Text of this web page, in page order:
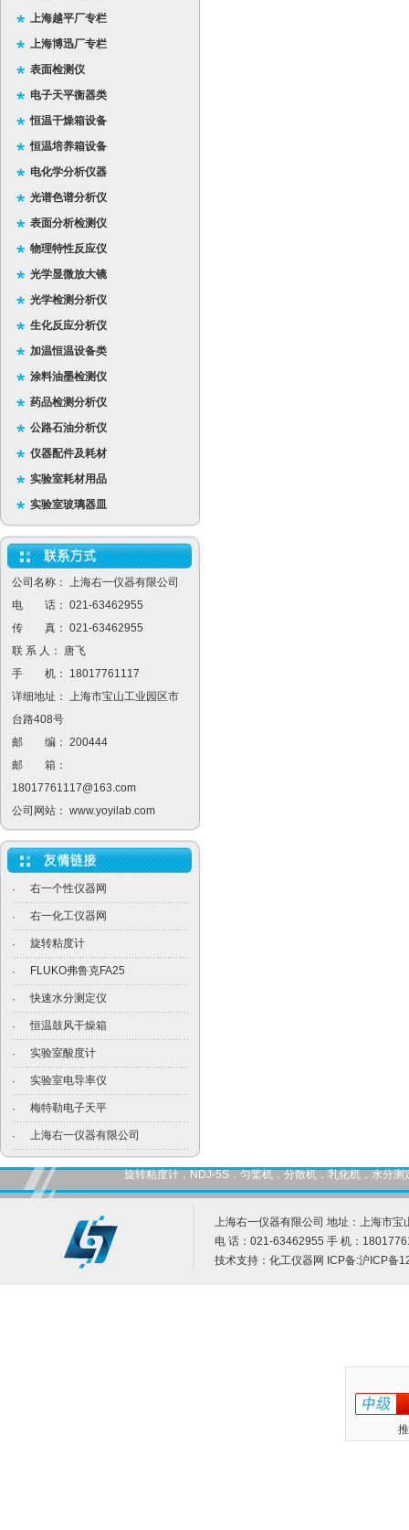
上海越平厂专栏
上海博迅厂专栏
表面检测仪
电子天平衡器类
恒温干燥箱设备
恒温培养箱设备
电化学分析仪器
光谱色谱分析仪
表面分析检测仪
物理特性反应仪
光学显微放大镜
光学检测分析仪
生化反应分析仪
加温恒温设备类
涂料油墨检测仪
药品检测分析仪
公路石油分析仪
仪器配件及耗材
实验室耗材用品
实验室玻璃器皿
公司名称： 上海右一仪器有限公司
电 话： 021-63462955
传 真： 021-63462955
联 系 人： 唐飞
手 机： 18017761117
详细地址： 上海市宝山工业园区市
台路408号
邮 编： 200444
邮 箱：
18017761117@163.com
公司网站： www.yoyilab.com
· 右一个性仪器网
· 右一化工仪器网
· 旋转粘度计
· FLUKO弗鲁克FA25
· 快速水分测定仪
· 恒温鼓风干燥箱
· 实验室酸度计
· 实验室电导率仪
· 梅特勒电子天平
· 上海右一仪器有限公司
旋转粘度计，NDJ-5S，匀桨机，分散机，乳化机，水分
上海右一仪器有限公司 地址：上海市宝
电 话：021-63462955 手 机：
技术支持： 化工仪器网 ICP备:沪ICP备